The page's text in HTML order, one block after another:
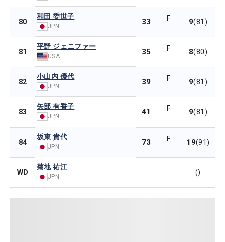
80
和田 委世子
JPN 33 F 9(81)
81
平野 ジェニファー
USA 35 F 8(80)
82
小山内 優代
JPN 39 F 9(81)
83
矢部 有香子
JPN 41 F 9(81)
84
坂東 貴代
JPN 73 F 19(91)
WD
菊地 祐江
JPN
()